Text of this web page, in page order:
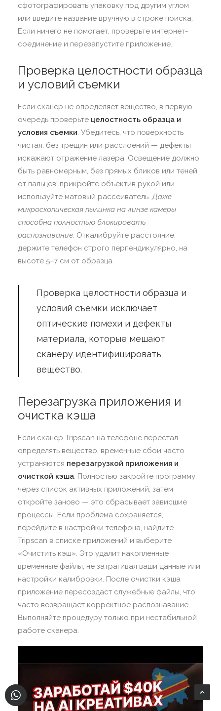
сфотографировать упаковку под другим углом
или введите название вручную в строке поиска.
Если ничего не помогает, проверьте интернет-
соединение и перезапустите приложение.
Проверка целостности образца
и условий съемки
Если сканер не определяет вещество, в первую
очередь проверьте целостность образца и
условия съемки . Убедитесь, что поверхность
чистая, без трещин или расслоений — дефекты
искажают отражение лазера. Освещение должно
быть равномерным, без прямых бликов или теней
от пальцев; прикройте объектив рукой или
используйте матовый рассеиватель. Даже
микроскопическая пылинка на линзе камеры
способна полностью блокировать
распознавание. Откалибруйте расстояние:
держите телефон строго перпендикулярно, на
высоте 5–7 см от образца.
Проверка целостности образца и
условий съемки исключает
оптические помехи и дефекты
материала, которые мешают
сканеру идентифицировать
вещество.
Перезагрузка приложения и
очистка кэша
Если сканер Tripscan на телефоне перестал
определять вещество, временные сбои часто
устраняются перезагрузкой приложения и
очисткой кэша . Полностью закройте программу
через список активных приложений, затем
откройте заново — это сбрасывает зависшие
процессы. Если проблема сохраняется,
перейдите в настройки телефона, найдите
Tripscan в списке приложений и выберите
«Очистить кэш». Это удалит накопленные
временные файлы, не затрагивая ваши данные или
настройки калибровки. После очистки кэша
приложение пересоздаст служебные файлы, что
часто возвращает корректное распознавание.
Выполняйте процедуру только при нестабильной
работе сканера.